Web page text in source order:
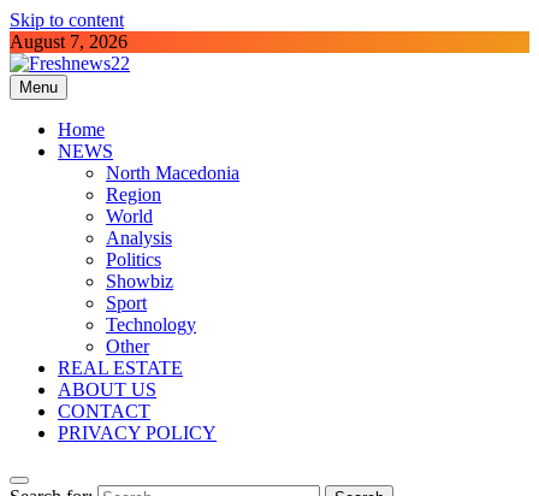
Skip to content
August 7, 2026
Freshnews22
Best News Website in North Macedonia
Menu
Home
NEWS
North Macedonia
Region
World
Analysis
Politics
Showbiz
Sport
Technology
Other
REAL ESTATE
ABOUT US
CONTACT
PRIVACY POLICY